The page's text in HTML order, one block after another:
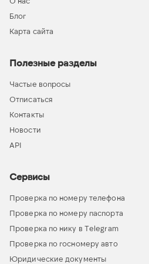
Блог
Карта сайта
Полезные разделы
Частые вопросы
Отписаться
Контакты
Новости
API
Сервисы
Проверка по номеру телефона
Проверка по номеру паспорта
Проверка по нику в Telegram
Проверка по госномеру авто
Юридические документы